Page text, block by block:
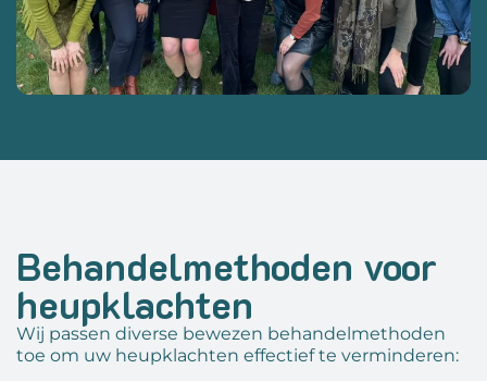
Behandelmethoden voor
heupklachten
Wij passen diverse bewezen behandelmethoden
toe om uw heupklachten effectief te verminderen: